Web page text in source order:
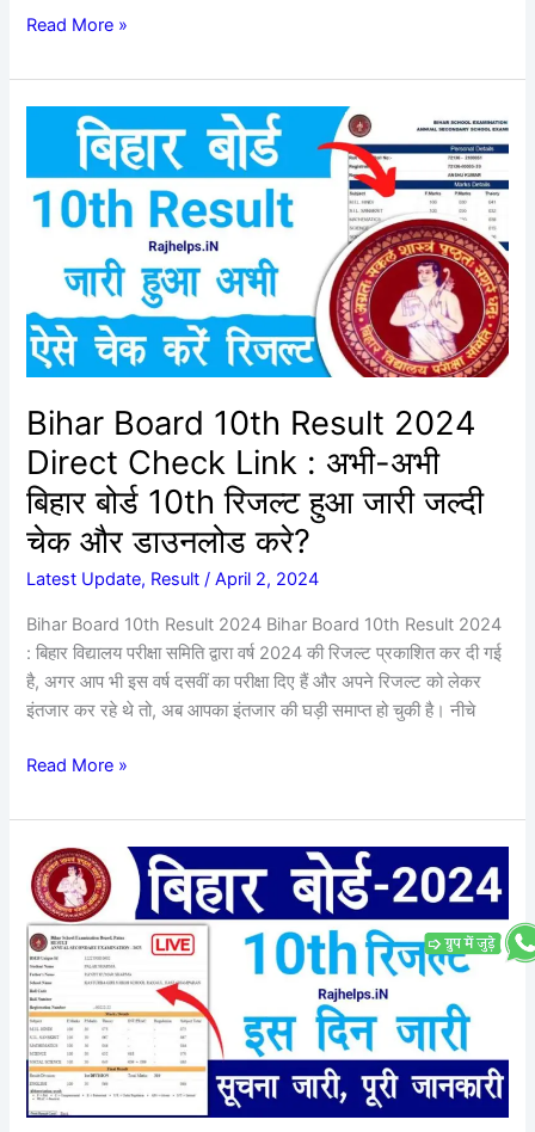
Read More »
Bihar Board 10th Result 2024
Direct Check Link : अभी-अभी
बिहार बोर्ड 10th रिजल्ट हुआ जारी जल्दी
चेक और डाउनलोड करे?
Latest Update, Result /April 2, 2024
Bihar Board 10th Result 2024 Bihar Board 10th Result 2024
: बिहार विद्यालय परीक्षा समिति द्वारा वर्ष 2024 की रिजल्ट प्रकाशित कर दी गई
है, अगर आप भी इस वर्ष दसवीं का परीक्षा दिए हैं और अपने रिजल्ट को लेकर
इंतजार कर रहे थे तो, अब आपका इंतजार की घड़ी समाप्त हो चुकी है। नीचे
10th
Result
2024
Direct
Check
Link
:
अभी-
अभी
बिहार
बोर्ड
10th
रिजल्ट
हुआ
जारी
चेक
और
डाउनलोड
करे?
Read More »
Bihar
Board
10th
Result
2024
:
अभी-
अभी
नोटिफिकेशन
जारी